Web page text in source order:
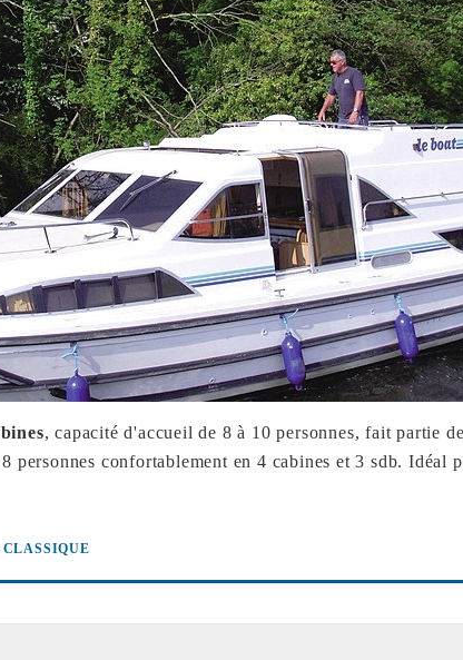
, capacité d'accueil de 8 à 10 personnes, fait partie
personnes confortablement en 4 cabines et 3 sdb. Idéal
CLASSIQUE